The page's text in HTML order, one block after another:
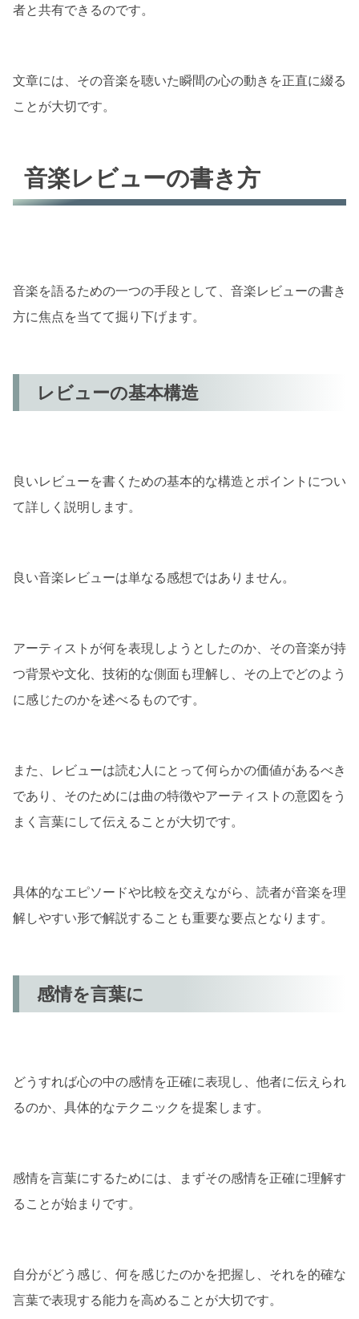
者と共有できるのです。
文章には、その音楽を聴いた瞬間の心の動きを正直に綴る
ことが大切です。
音楽レビューの書き方
音楽を語るための一つの手段として、音楽レビューの書き
方に焦点を当てて掘り下げます。
レビューの基本構造
良いレビューを書くための基本的な構造とポイントについ
て詳しく説明します。
良い音楽レビューは単なる感想ではありません。
アーティストが何を表現しようとしたのか、その音楽が持
つ背景や文化、技術的な側面も理解し、その上でどのよう
に感じたのかを述べるものです。
また、レビューは読む人にとって何らかの価値があるべき
であり、そのためには曲の特徴やアーティストの意図をう
まく言葉にして伝えることが大切です。
具体的なエピソードや比較を交えながら、読者が音楽を理
解しやすい形で解説することも重要な要点となります。
感情を言葉に
どうすれば心の中の感情を正確に表現し、他者に伝えられ
るのか、具体的なテクニックを提案します。
感情を言葉にするためには、まずその感情を正確に理解す
ることが始まりです。
自分がどう感じ、何を感じたのかを把握し、それを的確な
言葉で表現する能力を高めることが大切です。